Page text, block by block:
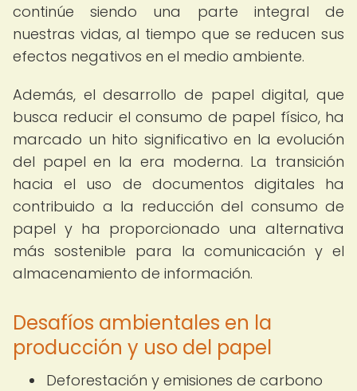
continúe siendo una parte integral de
nuestras vidas, al tiempo que se reducen sus
efectos negativos en el medio ambiente.
Además, el desarrollo de papel digital, que
busca reducir el consumo de papel físico, ha
marcado un hito significativo en la evolución
del papel en la era moderna. La transición
hacia el uso de documentos digitales ha
contribuido a la reducción del consumo de
papel y ha proporcionado una alternativa
más sostenible para la comunicación y el
almacenamiento de información.
Desafíos ambientales en la
producción y uso del papel
Deforestación y emisiones de carbono